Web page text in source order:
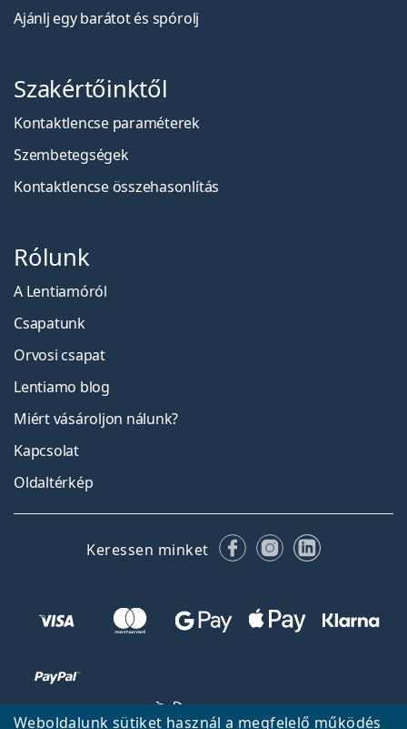
Weboldalunk sütiket használ a megfelelő működés
Ajánlj egy barátot és spórolj
Szakértőinktől
Kontaktlencse paraméterek
Szembetegségek
Kontaktlencse összehasonlítás
Rólunk
A Lentiamóról
Csapatunk
Orvosi csapat
Lentiamo blog
Miért vásároljon nálunk?
Kapcsolat
Oldaltérkép
Keressen minket FacebookInstagram
LinkedIn